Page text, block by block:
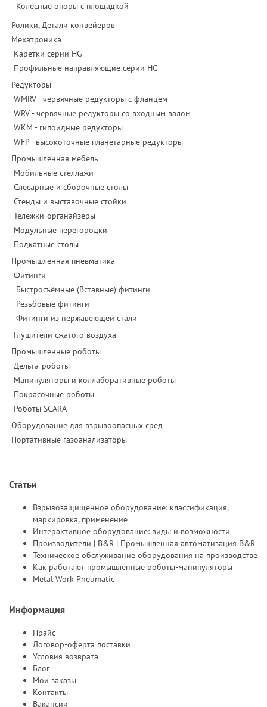
Колесные опоры с площадкой
Ролики, Детали конвейеров
Мехатроника
Каретки серии HG
Профильные направляющие серии HG
Редукторы
WMRV - червячные редукторы с фланцем
WRV - червячные редукторы со входным валом
WKM - гипоидные редукторы
WFP - высокоточные планетарные редукторы
Промышленная мебель
Мобильные стеллажи
Слесарные и сборочные столы
Стенды и выставочные стойки
Тележки-органайзеры
Модульные перегородки
Подкатные столы
Промышленная пневматика
Фитинги
Быстросъёмные (Вставные) фитинги
Резьбовые фитинги
Фитинги из нержавеющей стали
Глушители сжатого воздуха
Промышленные роботы
Дельта-роботы
Манипуляторы и коллаборативные роботы
Покрасочные роботы
Роботы SCARA
Оборудование для взрывоопасных сред
Портативные газоанализаторы
Статьи
Взрывозащищенное оборудование: классификация,
маркировка, применение
Интерактивное оборудование: виды и возможности
Производители | B&R | Промышленная автоматизация B&R
Техническое обслуживание оборудования на производстве
Как работают промышленные роботы-манипуляторы
Metal Work Pneumatic
Информация
Прайс
Договор-оферта поставки
Условия возврата
Блог
Мои заказы
Контакты
Вакансии